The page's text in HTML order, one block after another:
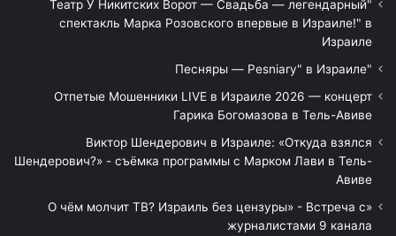
"Театр У Никитских Ворот — Свадьба — легендарный
спектакль Марка Розовского впервые в Израиле!" в
Израиле
"Песняры — Pesniary" в Израиле
Отпетые Мошенники LIVE в Израиле 2026 — концерт
Гарика Богомазова в Тель-Авиве
Виктор Шендерович в Израиле: «Откуда взялся
Шендерович?» - съёмка программы с Марком Лави в Тель-
Авиве
«О чём молчит ТВ? Израиль без цензуры» - Встреча с
журналистами 9 канала